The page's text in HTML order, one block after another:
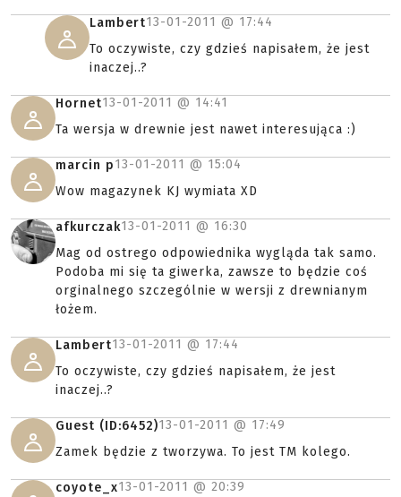
Lambert13-01-2011 @ 17:44
To oczywiste, czy gdzieś napisałem, że jest
inaczej..?
Hornet13-01-2011 @ 14:41
Ta wersja w drewnie jest nawet interesująca :)
marcin p13-01-2011 @ 15:04
Wow magazynek KJ wymiata XD
afkurczak13-01-2011 @ 16:30
Mag od ostrego odpowiednika wygląda tak samo.
Podoba mi się ta giwerka, zawsze to będzie coś
orginalnego szczególnie w wersji z drewnianym
łożem.
Lambert13-01-2011 @ 17:44
To oczywiste, czy gdzieś napisałem, że jest
inaczej..?
Guest (ID:6452)13-01-2011 @ 17:49
Zamek będzie z tworzywa. To jest TM kolego.
coyote_x13-01-2011 @ 20:39